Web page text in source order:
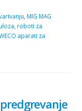
MIG MAG
roboti za
aparati za
predgrevanje